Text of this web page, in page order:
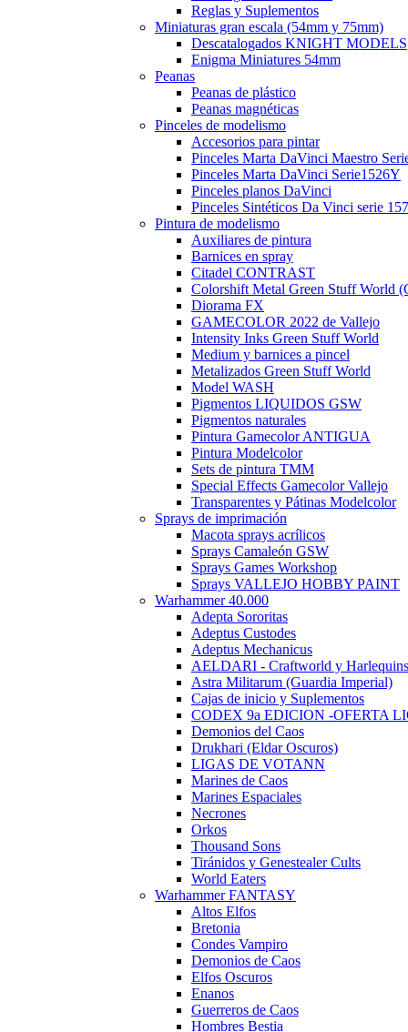
Reglas y Suplementos
Miniaturas gran escala (54mm y 75mm)
Descatalogados KNIGHT MODELS
Enigma Miniatures 54mm
Peanas
Peanas de plástico
Peanas magnéticas
Pinceles de modelismo
Accesorios para pintar
Pinceles Marta DaVinci Maestro
Pinceles Marta DaVinci Serie1526Y
Pinceles planos DaVinci
Pinceles Sintéticos Da Vinci serie
Pintura de modelismo
Auxiliares de pintura
Barnices en spray
Citadel CONTRAST
Colorshift Metal Green Stuff World
Diorama FX
GAMECOLOR 2022 de Vallejo
Intensity Inks Green Stuff World
Medium y barnices a pincel
Metalizados Green Stuff World
Model WASH
Pigmentos LIQUIDOS GSW
Pigmentos naturales
Pintura Gamecolor ANTIGUA
Pintura Modelcolor
Sets de pintura TMM
Special Effects Gamecolor Vallejo
Transparentes y Pátinas Modelcolor
Sprays de imprimación
Macota sprays acrílicos
Sprays Camaleón GSW
Sprays Games Workshop
Sprays VALLEJO HOBBY PAINT
Warhammer 40.000
Adepta Sororitas
Adeptus Custodes
Adeptus Mechanicus
AELDARI - Craftworld y Harlequins
Astra Militarum (Guardia Imperial)
Cajas de inicio y Suplementos
CODEX 9a EDICION -OFERTA
Demonios del Caos
Drukhari (Eldar Oscuros)
LIGAS DE VOTANN
Marines de Caos
Marines Espaciales
Necrones
Orkos
Thousand Sons
Tiránidos y Genestealer Cults
World Eaters
Warhammer FANTASY
Altos Elfos
Bretonia
Condes Vampiro
Demonios de Caos
Elfos Oscuros
Enanos
Guerreros de Caos
Hombres Bestia